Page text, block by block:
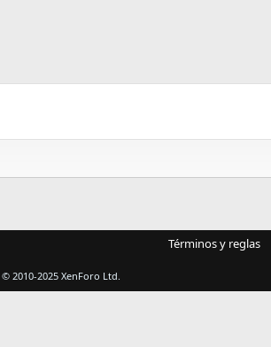
Términos y reglas
© 2010-2025 XenForo Ltd.